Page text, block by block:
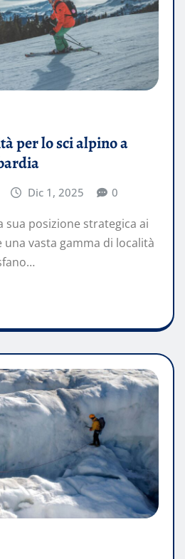
per lo sci alpino a
Dic 1, 2025 0
sua posizione strategica ai
vasta gamma di località